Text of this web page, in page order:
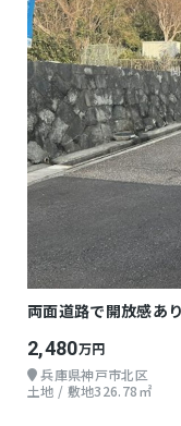
両面道路で開放感あ
2,480万円
兵庫県神戸市北区
土地 / 敷地326.78㎡